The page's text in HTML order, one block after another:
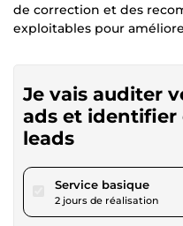
de correction et des
exploitables pour
Je vais auditer
ads et identifier
leads
Service basiquepour
2 jours de réalisation